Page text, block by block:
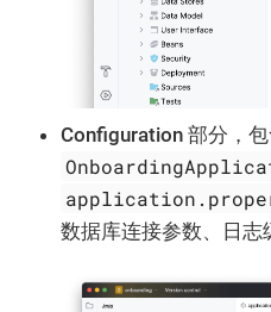
Configuration 部分，
数据库连接参数、日志